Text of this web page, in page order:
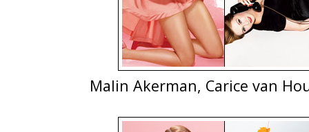
Malin Akerman, Carice van